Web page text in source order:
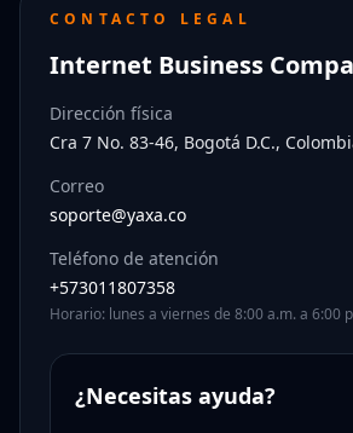
CONTACTO LEGAL
Internet Business
Dirección física
Cra 7 No. 83-46, Bogotá D.C.,
Correo
soporte@yaxa.co
Teléfono de atención
+573011807358
Horario: lunes a viernes de 8:00 a.m. a 6:00
¿Necesitas ayuda?